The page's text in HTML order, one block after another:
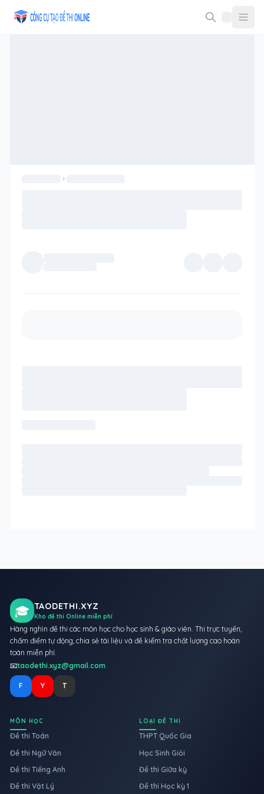
🎓 TAODETHI.XYZ
Kho đề thi Online miễn phí
Hàng nghìn đề thi các môn học cho học sinh & giáo viên. Thi trực tuyến,
chấm điểm tự động, chia sẻ tài liệu và đề kiểm tra chất lượng cao hoàn
toàn miễn phí.
📧taodethi.xyz@gmail.com
F Y T
MÔN HỌC
Đề thi Toán
Đề thi Ngữ Văn
Đề thi Tiếng Anh
Đề thi Vật Lý
LOẠI ĐỀ THI
THPT Quốc Gia
Học Sinh Giỏi
Đề thi Giữa kỳ
Đề thi Học kỳ 1